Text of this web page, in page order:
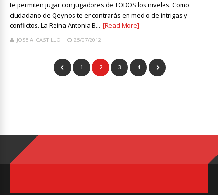
te permiten jugar con jugadores de TODOS los niveles. Como
ciudadano de Qeynos te encontrarás en medio de intrigas y
conflictos. La Reina Antonia B... [Read More]
JOSE A. CASTILLO 25/07/2012
1 2 3 4